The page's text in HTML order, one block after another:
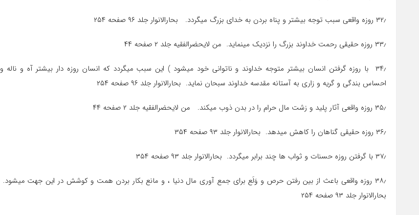
۳۲٫ روزه واقعی سبب توجه بیشتر و پناه بردن به خدای بزرگ میگردد. بحارالانوار جلد ۹۶ صفحه ۲۵۴
۳۳٫ روزه حقیقی رحمت خداوند بزرگ را نزدیک مینماید. من لایحضرالفقیه جلد ۲ صفحه ۴۴
۳۴٫ با روزه گرفتن انسان بیشتر متوجه خداوند و ناتوانی خود میشود ) این سبب میگردد که انسان روزه دار بیشتر آه و ناله و
احساس بندگی و گریه و زاری به آستانه مقدسه خداوند سبحان نماید. بحارالانوار جلد ۹۶ صفحه ۲۵۴
۳۵٫ روزه واقعی آثار پلید و زشت مال حرام را در بدن ذوب میکند. من لایحضرالفقیه جلد ۲ صفحه ۴۴
۳۶٫ روزه حقیقی گناهان را کاهش میدهد. بحارالانوار جلد ۹۳ صفحه ۳۵۴
۳۷٫ با گرفتن روزه حسنات و ثواب ها چند برابر میگردد. بحارالانوار جلد ۹۳ صفحه ۳۵۴
۳۸٫ روزه واقعی باعث از بین رفتن حرص و وَلَع برای جمع آوری مال دنیا ، و مانع بکار بردن همت و کوشش در این جهت میشود.
بحارالانوار جلد ۹۳ صفحه ۲۵۴